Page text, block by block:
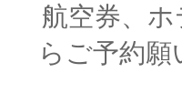
航空券、
らご予約